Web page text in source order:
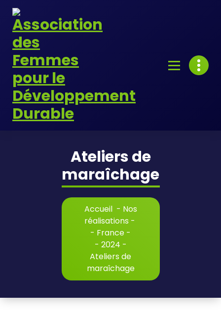
Skip
content
Ateliers de
maraîchage
Accueil- Nos
réalisations-
- France -
- 2024 -
Ateliers de
maraîchage